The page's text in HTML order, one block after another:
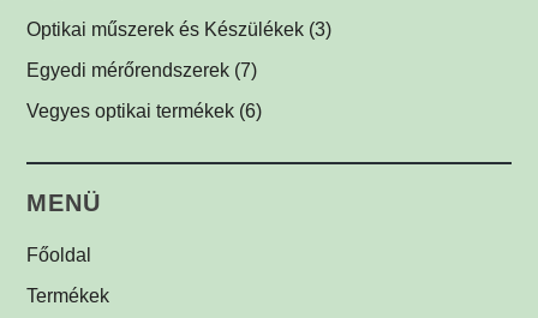
Csíkvetítők
Egyedi megvilágítók
(2)
Védőüvegek
Kábelek
(1)
C-menetes közdarabok
(1)
Egyéb menetes adapterek (1)
Vírusölő és baktériumölő réz fólia
(12)
UV-C légfertőtlenítő
(3)
Optikai műszerek és Készülékek (3)
Egyedi mérőrendszerek (7)
Vegyes optikai termékek (6)
MENÜ
Főoldal
Termékek